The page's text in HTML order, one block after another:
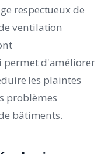
respectueux de
ventilation
permet d'améliorer
les plaintes
problèmes
bâtiments.